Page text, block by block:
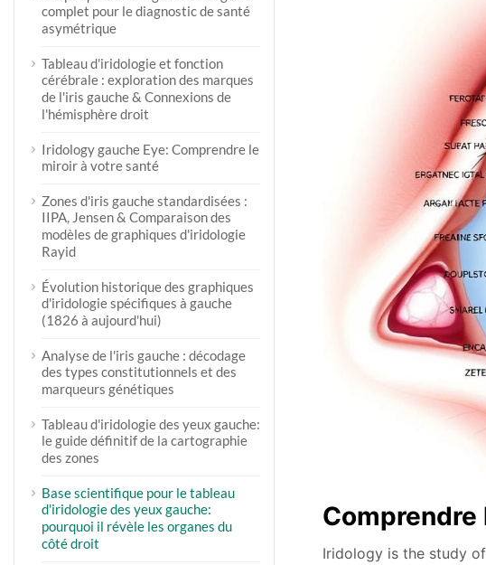
Comprendre
Iridology is the study
complet pour le diagnostic de santé
asymétrique
Tableau d'iridologie et fonction
cérébrale : exploration des marques
de l'iris gauche & Connexions de
l'hémisphère droit
Iridology gauche Eye: Comprendre le
miroir à votre santé
Zones d'iris gauche standardisées :
IIPA, Jensen & Comparaison des
modèles de graphiques d'iridologie
Rayid
Évolution historique des graphiques
d'iridologie spécifiques à gauche
(1826 à aujourd'hui)
Analyse de l'iris gauche : décodage
des types constitutionnels et des
marqueurs génétiques
Tableau d'iridologie des yeux gauche:
le guide définitif de la cartographie
des zones
Base scientifique pour le tableau
d'iridologie des yeux gauche:
pourquoi il révèle les organes du
côté droit